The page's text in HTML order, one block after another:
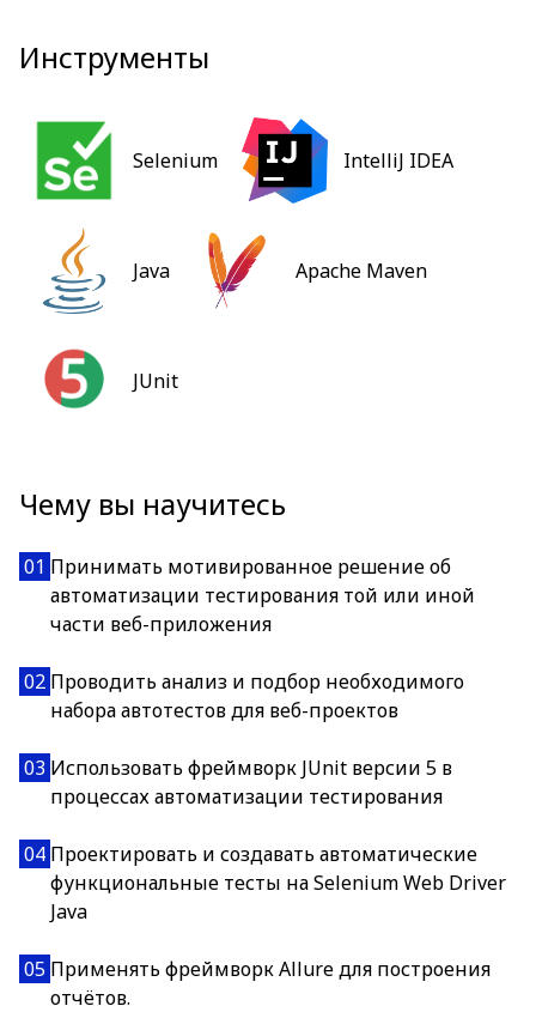
Инструменты
Selenium IntelliJ IDEA
Java Apache Maven
JUnit
Чему вы научитесь
01 Принимать мотивированное решение об
автоматизации тестирования той или иной
части веб-приложения
02 Проводить анализ и подбор необходимого
набора автотестов для веб-проектов
03 Использовать фреймворк JUnit версии 5 в
процессах автоматизации тестирования
04 Проектировать и создавать автоматические
функциональные тесты на Selenium Web Driver
Java
05 Применять фреймворк Allure для построения
отчётов.